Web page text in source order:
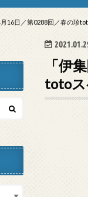
16日／第0288回／春の珍
「伊
totoス